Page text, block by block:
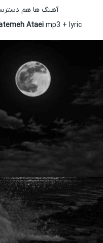
آهنگ ها هم
Ataei mp3 + lyric